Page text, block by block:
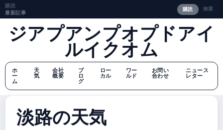
購読
最新記事
購読 検索
ジアプアンプオプドアイ
ルイクオム
ホ
ー
ム
天
気
会社
概要
ブ
ロ
グ
ロー
カル
ワー
ルド
お問い
合わせ
ニュース
レター
淡路の天気